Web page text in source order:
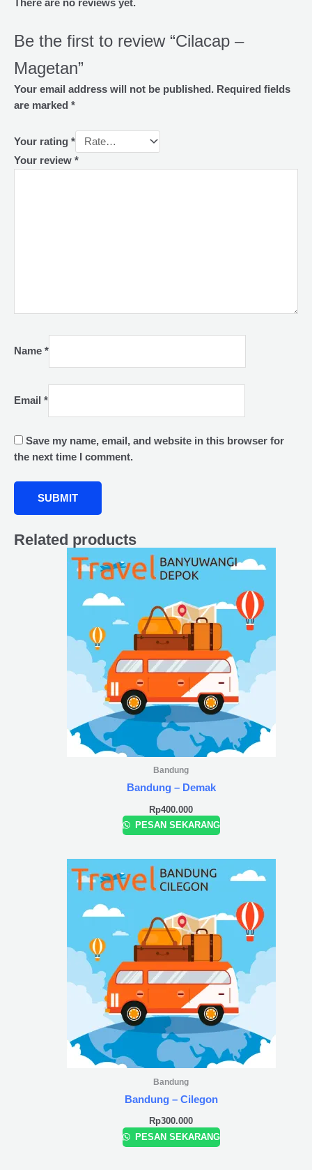
There are no reviews yet.
Be the first to review “Cilacap –
Magetan”
Your email address will not be published. Required fields
are marked *
Your rating *
Your review *
Name *
Email *
Save my name, email, and website in this browser for
the next time I comment.
Related products
Bandung
Bandung – Demak
Rp400.000
PESAN SEKARANG
Bandung
Bandung – Cilegon
Rp300.000
PESAN SEKARANG